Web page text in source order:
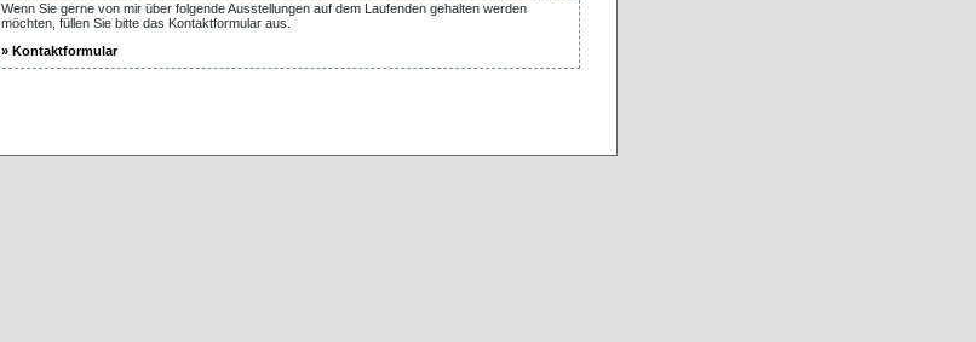
Wenn Sie gerne von mir über folgende Ausstellungen auf dem Laufenden gehalten werden
möchten, füllen Sie bitte das Kontaktformular aus.
» Kontaktformular